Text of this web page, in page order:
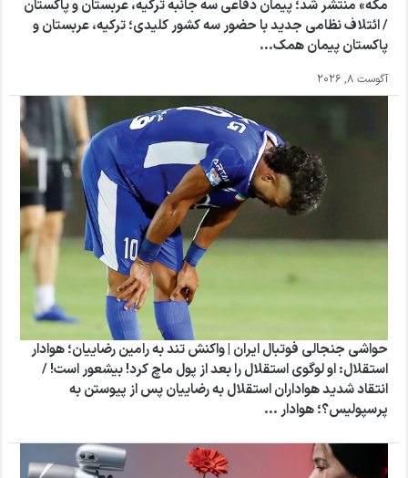
مکه» منتشر شد؛ پیمان دفاعی سه‌ جانبه ترکیه، عربستان و پاکستان
/ ائتلاف نظامی جدید با حضور سه کشور کلیدی؛ ترکیه، عربستان و
پاکستان پیمان همک...
آگوست 8, 2026
حواشی جنجالی فوتبال ایران | واکنش تند به رامین رضاییان؛ هوادار
استقلال: او لوگوی استقلال را بعد از پول ماچ کرد! بیشعور است! /
انتقاد شدید هواداران استقلال به رضاییان پس از پیوستن به
پرسپولیس؟؛ هوادار ...